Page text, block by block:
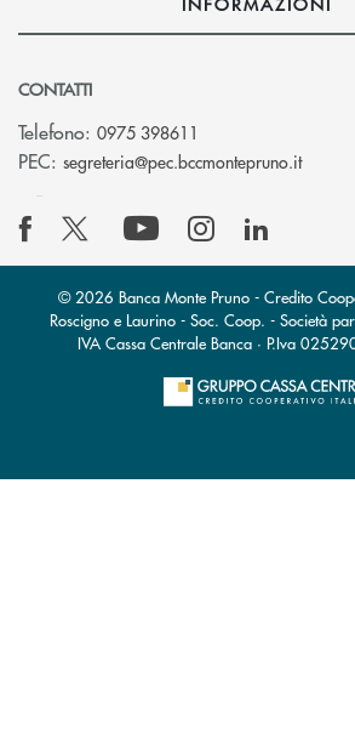
CONTATTI
Telefono: 0975 398611
PEC: segreteria@pec.bccmontepruno.it(si
© 2026 Banca Monte Pruno - Credito
Roscigno e Laurino - Soc. Coop. - Società
IVA Cassa Centrale Banca · P.Iva